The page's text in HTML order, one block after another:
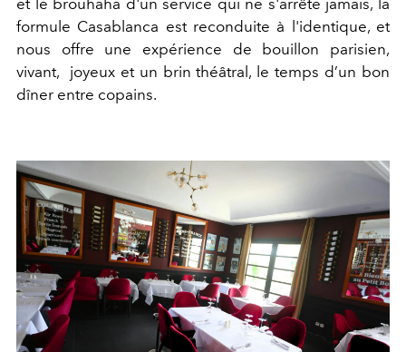
formule Casablanca est reconduite à l'identique, et
nous offre une expérience de bouillon parisien,
vivant, joyeux et un brin théâtral, le temps d’un bon
dîner entre copains.